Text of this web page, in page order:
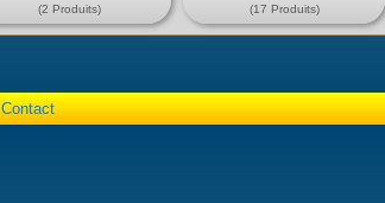
(2 Produits) (17 Produits)
Contact